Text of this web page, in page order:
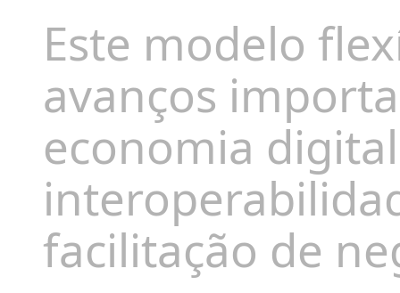
Este modelo
avanços
economia
facilitação de